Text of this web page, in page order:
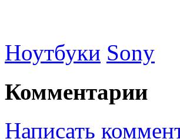
Ноутбуки Sony
Комментарии
Написать